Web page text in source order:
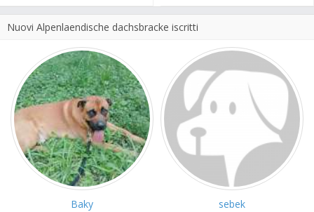
Nuovi Alpenlaendische dachsbracke iscritti
Baky sebek